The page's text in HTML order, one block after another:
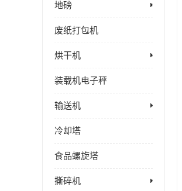
地磅
废纸打包机
烘干机
装载机电子秤
输送机
冷却塔
食品螺旋塔
撕碎机